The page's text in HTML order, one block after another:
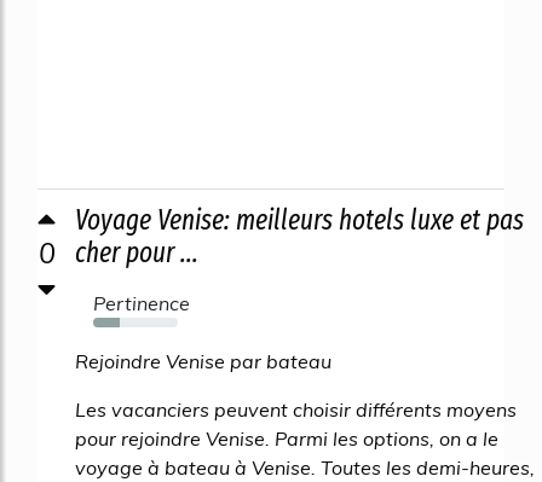
0
Voyage Venise: meilleurs hotels luxe et pas
cher pour ...
Pertinence
31%
Rejoindre Venise par bateau
Les vacanciers peuvent choisir différents moyens
pour rejoindre Venise. Parmi les options, on a le
voyage à bateau à Venise. Toutes les demi-heures,